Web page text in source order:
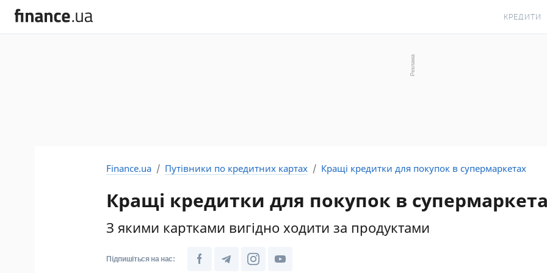
КРЕДИТИ
Finance.ua Путівники по кредитних картах Кращі кредитки для покупок в супермаркетах
Кращі кредитки для покупок в
З якими картками вигідно ходити за продуктами
Підпишіться на нас: